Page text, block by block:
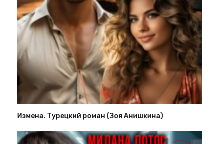
Измена. Турецкий роман (Зоя Анишкина)